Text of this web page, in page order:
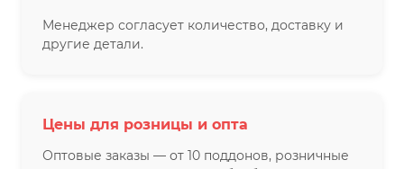
Менеджер согласует количество, доставку и
другие детали.
Цены для розницы и опта
Оптовые заказы — от 10 поддонов, розничные